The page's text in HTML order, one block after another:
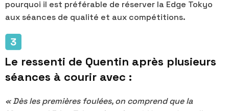
pourquoi il est préférable de réserver la Edge Tokyo
aux séances de qualité et aux compétitions.
Le ressenti de Quentin après plusieurs
séances à courir avec :
« Dès les premières foulées, on comprend que la